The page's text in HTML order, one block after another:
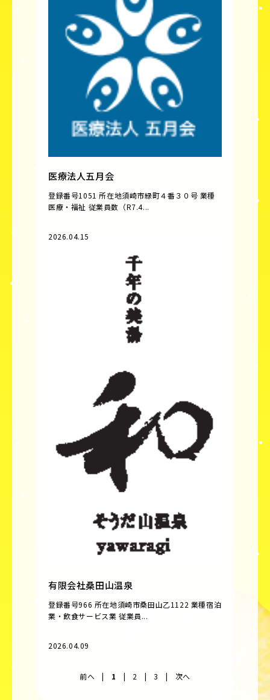
医療法人五月会
登録番号1051 所在地須崎市緑町４番３０号 業種
医療・福祉 従業員数（R7.4...
2026.04.15
有限会社桑田山温泉
登録番号966 所在地須崎市桑田山乙1122 業種宿泊
業・飲食サービス業 従業員...
2026.04.09
前へ | 1 | 2 | 3 | 次へ